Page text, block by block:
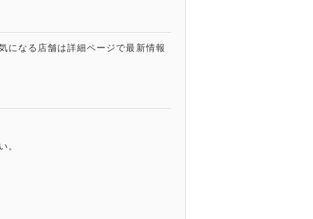
になる店舗は詳細ページで最新情報
。